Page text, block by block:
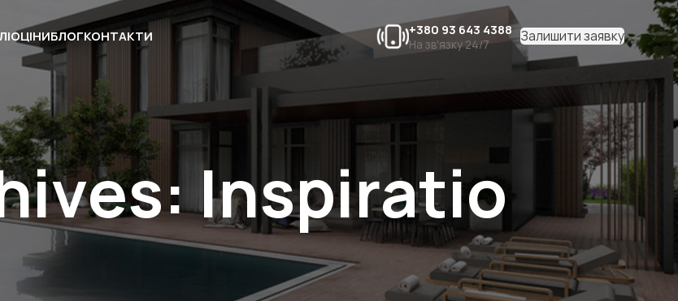
ЦІНИБЛОГКОНТАКТИ +380 93 643 4388
На зв'язку 24/7 Залишити заявку
Inspiratio